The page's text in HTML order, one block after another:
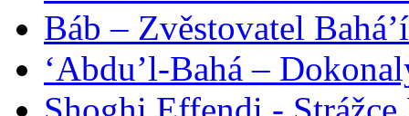
Báb – Zvěstovatel
‘Abdu’l-Bahá –